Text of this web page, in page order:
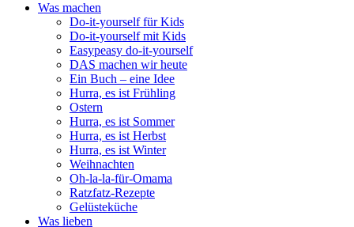
Was machen
Do-it-yourself für Kids
Do-it-yourself mit Kids
Easypeasy do-it-yourself
DAS machen wir heute
Ein Buch – eine Idee
Hurra, es ist Frühling
Ostern
Hurra, es ist Sommer
Hurra, es ist Herbst
Hurra, es ist Winter
Weihnachten
Oh-la-la-für-Omama
Ratzfatz-Rezepte
Gelüsteküche
Was lieben